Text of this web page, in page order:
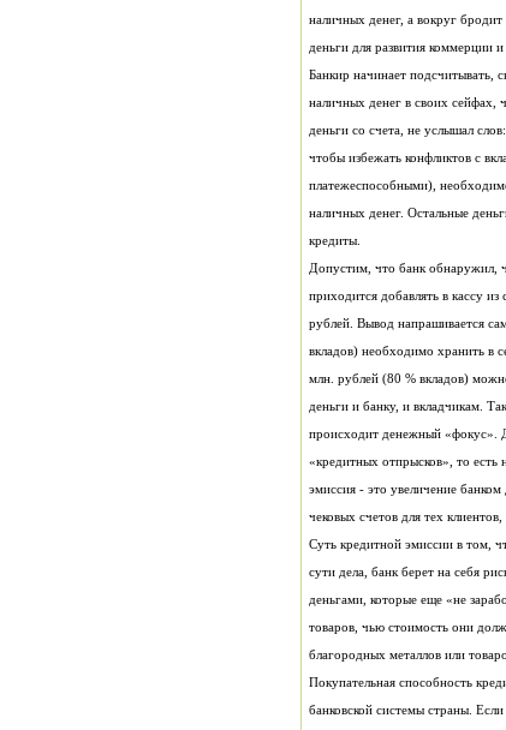
наличных денег, а вокруг
деньги для развития коммерции
Банкир начинает подсчитывать,
наличных денег в своих сейфах,
деньги со счета, не услышал
чтобы избежать конфликтов с
платежеспособными),
наличных денег. Остальные
кредиты.
Допустим, что банк обнаружил,
приходится добавлять в кассу
рублей. Вывод напрашивается
вкладов) необходимо хранить в
млн. рублей (80 % вкладов)
деньги и банку, и вкладчикам.
происходит денежный «фокус».
«кредитных отпрысков», то есть
эмиссия - это увеличение
чековых счетов для тех
Суть кредитной эмиссии в том,
сути дела, банк берет на себя
деньгами, которые еще «не
товаров, чью стоимость они
благородных металлов или
Покупательная способность
банковской системы страны.